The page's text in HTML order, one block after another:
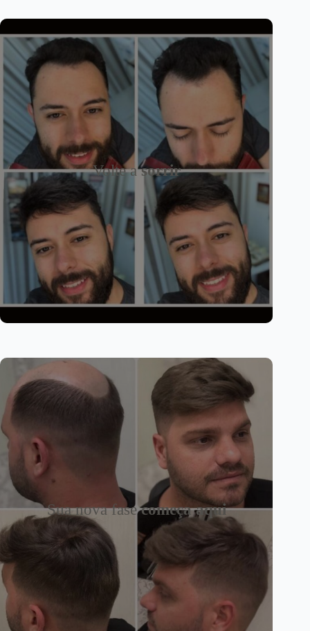
Volte asorrir
Sua nova fasecomeça aqui